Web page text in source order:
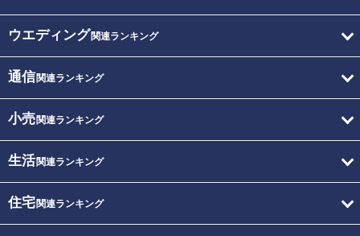
ウエディング関連ランキング
通信関連ランキング
小売関連ランキング
生活関連ランキング
住宅関連ランキング